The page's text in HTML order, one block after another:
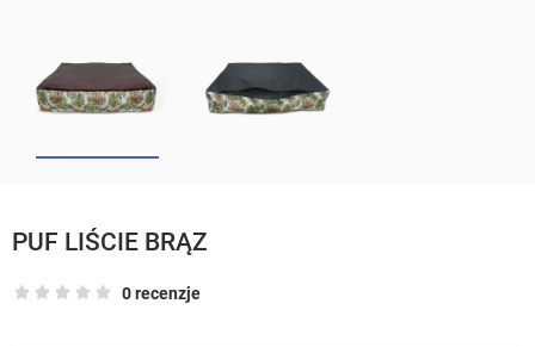
PUF LIŚCIE BRĄZ
0 recenzje